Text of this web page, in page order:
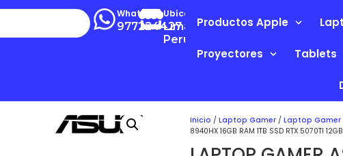
Whatsapp
977224427
Ubícanos
Lima-
Perú
Productos Apple
Proyectores Tablets
Inicio / Laptop Gamer / Laptop Gamer
8940HX 16GB RAM 1TB SSD RTX 5070TI